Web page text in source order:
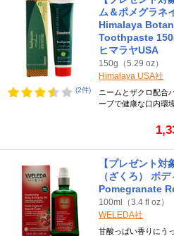
(2件)
ム＆ポメグラネ
Himalaya
Toothpaste
ヒマラヤUSA
150g（5.29 oz）
Himalaya USA社
ニームとザクロ配合
ーブで健康な口内環
【プレゼント
（ざくろ） ボ
Pomegranate
100ml（3.4 fl oz）
WELEDA社
甘酸っぱい香りにう